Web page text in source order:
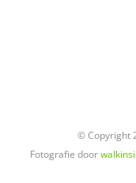
© Copyright
Fotografie door